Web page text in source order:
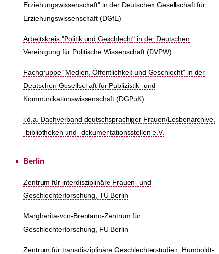
Erziehungswissenschaft" in der Deutschen Gesellschaft für
Erziehungswissenschaft (DGfE)
Arbeitskreis "Politik und Geschlecht" in der Deutschen
Vereinigung für Politische Wissenschaft (DVPW)
Fachgruppe "Medien, Öffentlichkeit und Geschlecht" in der
Deutschen Gesellschaft für Publizistik- und
Kommunikationswissenschaft (DGPuK)
i.d.a. Dachverband deutschsprachiger Frauen/Lesbenarchive,
-bibliotheken und -dokumentationsstellen e.V.
Berlin
Zentrum für interdisziplinäre Frauen- und
Geschlechterforschung, TU Berlin
Margherita-von-Brentano-Zentrum für
Geschlechterforschung, FU Berlin
Zentrum für transdisziplinäre Geschlechterstudien, Humboldt-